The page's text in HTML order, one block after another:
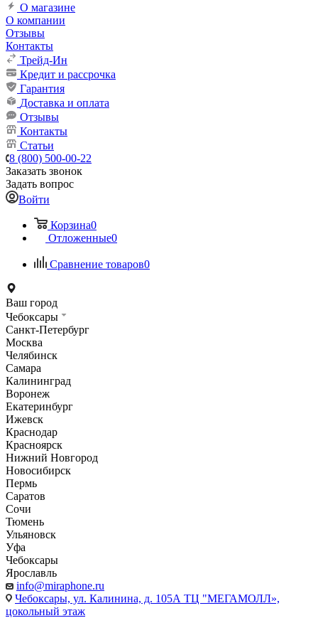
О магазине
О компании
Отзывы
Контакты
Трейд-Ин
Кредит и рассрочка
Гарантия
Доставка и оплата
Отзывы
Контакты
Статьи
8 (800) 500-00-22
Заказать звонок
Задать вопрос
Войти
Корзина0
Отложенные0
Сравнение товаров0
Ваш город
Чебоксары
Санкт-Петербург
Москва
Челябинск
Самара
Калининград
Воронеж
Екатеринбург
Ижевск
Краснодар
Красноярск
Нижний Новгород
Новосибирск
Пермь
Саратов
Сочи
Тюмень
Ульяновск
Уфа
Чебоксары
Ярославль
info@miraphone.ru
Чебоксары, ул. Калинина, д. 105А ТЦ "МЕГАМОЛЛ»,
цокольный этаж